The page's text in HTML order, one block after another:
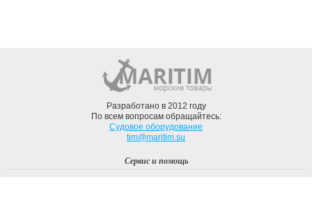
Разработано в 2012 году
По всем вопросам обращайтесь:
Судовое оборудование
tim@maritim.su
Сервис и помощь